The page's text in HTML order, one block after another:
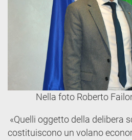
Nella foto Roberto
«Quelli oggetto della delibera
costituiscono un volano